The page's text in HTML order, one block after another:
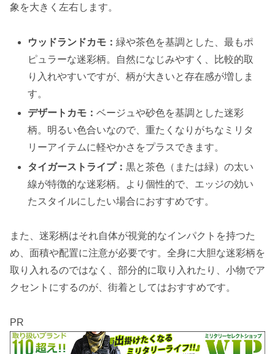
象を大きく左右します。
ウッドランドカモ：緑や茶色を基調とした、最もポ
ピュラーな迷彩柄。自然になじみやすく、比較的取
り入れやすいですが、柄が大きいと存在感が増しま
す。
デザートカモ：ベージュや砂色を基調とした迷彩
柄。明るい色合いなので、重たくなりがちなミリタ
リーアイテムに軽やかさをプラスできます。
タイガーストライプ：黒と茶色（または緑）の太い
線が特徴的な迷彩柄。より個性的で、エッジの効い
たスタイルにしたい場合におすすめです。
また、迷彩柄はそれ自体が視覚的なインパクトを持つた
め、面積や配置に注意が必要です。全身に大胆な迷彩柄を
取り入れるのではなく、部分的に取り入れたり、小物でア
クセントにするのが、街着としてはおすすめです。
PR